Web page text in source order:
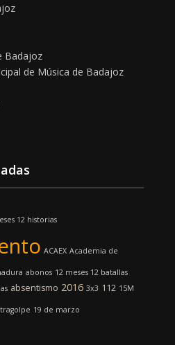
Badajoz
de Música de Badajoz
12 historias
ACAEX Academia de
abonos 12 meses 12 batallas
absentismo 2016 3x3 112 15M
19 de marzo